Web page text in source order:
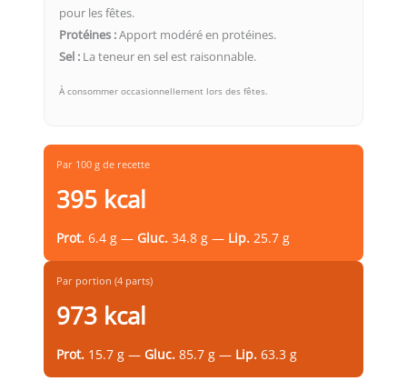
pour les fêtes.
Protéines :Apport modéré en protéines.
Sel : La teneur en sel est raisonnable.
À consommer occasionnellement lors des fêtes.
Par 100 g de recette
395 kcal
Prot. 6.4 g — Gluc. 34.8 g — Lip. 25.7 g
Par portion (4 parts)
973 kcal
Prot. 15.7 g — Gluc. 85.7 g — Lip. 63.3 g